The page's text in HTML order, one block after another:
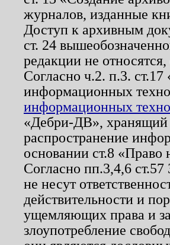
журналов, изданные
Доступ к архивным
ст. 24
редакции не
Согласно ч.2. п.3.
информационных
информационных
«Дебри-ДВ», хранящий
распространение
основании ст.8
Согласно пп.3,4,6
не несут
действительности и
ущемляющих права и
злоупотребление